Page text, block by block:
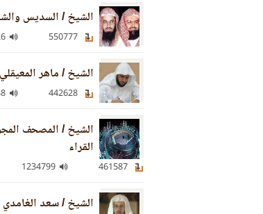
الشيخ / السديس
1306926
الشيخ / ماهر المعيقلي
1283488
الشيخ / المصحف
القراء
1234799
الشيخ / سعد الغامدي